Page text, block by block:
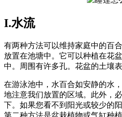
I.水流
有两种方法可以维持家庭中的百
放置在池塘中。它可以种植在花
中。周围有许多孔。花盆的土壤
在游泳池中，水百合如安静的水
地注意我们放置的区域。此外，
下。如果您看不到阳光或较少的
第二种方法是盆栽植物或气缸种